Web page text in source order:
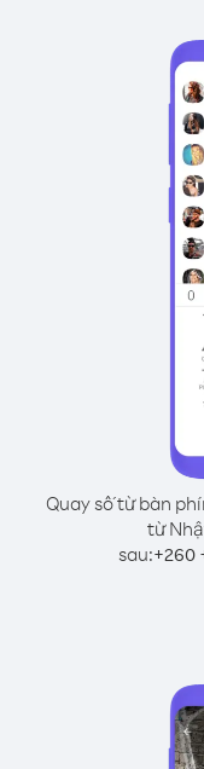
Quay số từ bàn
từ
sau:+260